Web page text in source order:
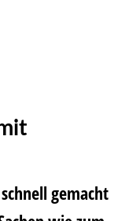
gemacht